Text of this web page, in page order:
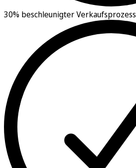
30% beschleunigter Verkaufsprozess